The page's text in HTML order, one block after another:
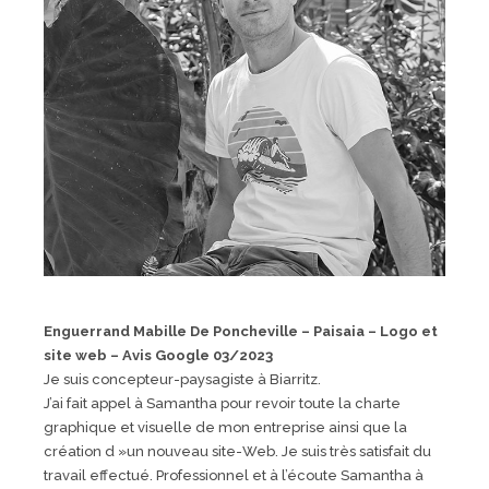
Enguerrand Mabille De Poncheville – Paisaia – Logo et
site web – Avis Google 03/2023
Je suis concepteur-paysagiste à Biarritz.
J’ai fait appel à Samantha pour revoir toute la charte
graphique et visuelle de mon entreprise ainsi que la
création d »un nouveau site-Web. Je suis très satisfait du
travail effectué. Professionnel et à l’écoute Samantha à